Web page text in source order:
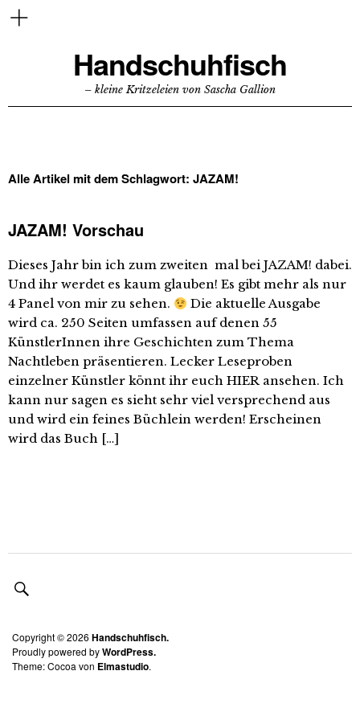
Handschuhfisch
– kleine Kritzeleien von Sascha Gallion
Alle Artikel mit dem Schlagwort: JAZAM!
JAZAM! Vorschau
Dieses Jahr bin ich zum zweiten mal bei JAZAM! dabei.
Und ihr werdet es kaum glauben! Es gibt mehr als nur
4 Panel von mir zu sehen.
Die aktuelle Ausgabe
wird ca. 250 Seiten umfassen auf denen 55
KünstlerInnen ihre Geschichten zum Thema
Nachtleben präsentieren. Lecker Leseproben
einzelner Künstler könnt ihr euch HIER ansehen. Ich
kann nur sagen es sieht sehr viel versprechend aus
und wird ein feines Büchlein werden! Erscheinen
wird das Buch […]
Copyright © 2026 Handschuhfisch.
Proudly powered byWordPress.
Theme: Cocoa von Elmastudio.